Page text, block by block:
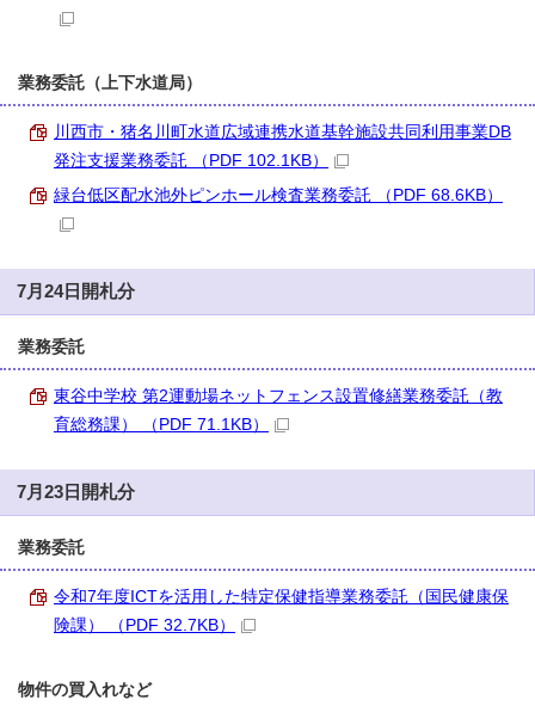
業務委託（上下水道局）
川西市・猪名川町水道広域連携水道基幹施設共同利用事業DB
発注支援業務委託 （PDF 102.1KB）
緑台低区配水池外ピンホール検査業務委託 （PDF 68.6KB）
7月24日開札分
業務委託
東谷中学校 第2運動場ネットフェンス設置修繕業務委託（教
育総務課） （PDF 71.1KB）
7月23日開札分
業務委託
令和7年度ICTを活用した特定保健指導業務委託（国民健康保
険課） （PDF 32.7KB）
物件の買入れなど